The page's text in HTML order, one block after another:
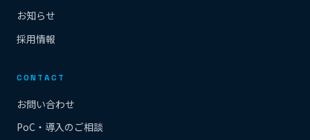
お知らせ
採用情報
CONTACT
お問い合わせ
PoC・導入のご相談